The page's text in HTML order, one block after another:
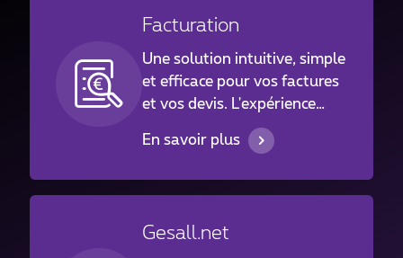
Facturation
Une solution intuitive, simple
et efficace pour vos factures
et vos devis. L'expérience
utilisateur a été pensée afin
d'assurer une prise en main
En savoir plus
Gesall.net